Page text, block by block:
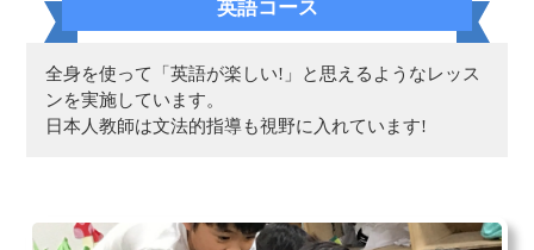
英語コース
全身を使って「英語が楽しい!」と思えるようなレッス
ンを実施しています。
日本人教師は文法的指導も視野に入れています!